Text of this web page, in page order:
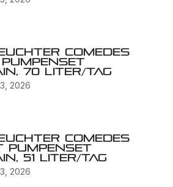
Comedes
Pumpenset
70 Liter/Tag
2026
Comedes
Pumpenset
51 Liter/Tag
2026